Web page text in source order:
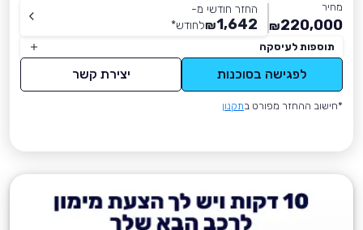
מחיר
220,000
₪
החזר חודשי מ-
1,642
₪לחודש*
תוספות לעיסקה
לפגישה בסוכנות יצירת קשר
*חישוב ההחזר מפורט בתקנון